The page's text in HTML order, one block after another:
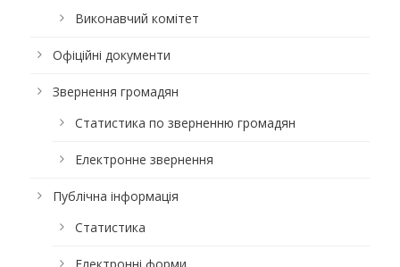
Виконавчий комітет
Офіційні документи
Звернення громадян
Статистика по зверненню громадян
Електронне звернення
Публічна інформація
Статистика